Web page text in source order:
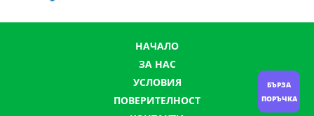
НАЧАЛО
ЗА НАС
УСЛОВИЯ
ПОВЕРИТЕЛНОСТ
БЪРЗА
ПОРЪЧКА